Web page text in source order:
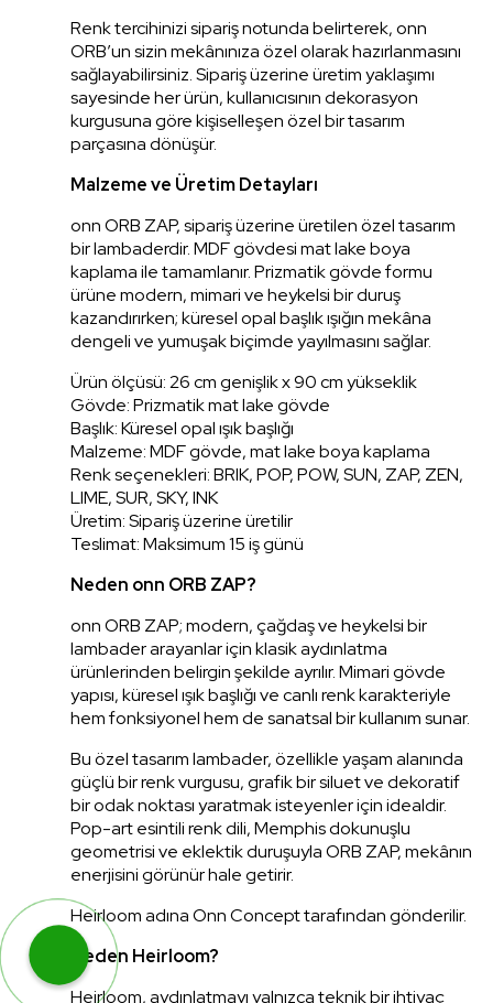
Renk tercihinizi sipariş notunda belirterek, onn
ORB’un sizin mekânınıza özel olarak hazırlanmasını
sağlayabilirsiniz. Sipariş üzerine üretim yaklaşımı
sayesinde her ürün, kullanıcısının dekorasyon
kurgusuna göre kişiselleşen özel bir tasarım
parçasına dönüşür.
Malzeme ve Üretim Detayları
onn ORB ZAP, sipariş üzerine üretilen özel tasarım
bir lambaderdir. MDF gövdesi mat lake boya
kaplama ile tamamlanır. Prizmatik gövde formu
ürüne modern, mimari ve heykelsi bir duruş
kazandırırken; küresel opal başlık ışığın mekâna
dengeli ve yumuşak biçimde yayılmasını sağlar.
Ürün ölçüsü: 26 cm genişlik x 90 cm yükseklik
Gövde: Prizmatik mat lake gövde
Başlık: Küresel opal ışık başlığı
Malzeme: MDF gövde, mat lake boya kaplama
Renk seçenekleri: BRIK, POP, POW, SUN, ZAP, ZEN,
LIME, SUR, SKY, INK
Üretim: Sipariş üzerine üretilir
Teslimat: Maksimum 15 iş günü
Neden onn ORB ZAP?
onn ORB ZAP; modern, çağdaş ve heykelsi bir
lambader arayanlar için klasik aydınlatma
ürünlerinden belirgin şekilde ayrılır. Mimari gövde
yapısı, küresel ışık başlığı ve canlı renk karakteriyle
hem fonksiyonel hem de sanatsal bir kullanım sunar.
Bu özel tasarım lambader, özellikle yaşam alanında
güçlü bir renk vurgusu, grafik bir siluet ve dekoratif
bir odak noktası yaratmak isteyenler için idealdir.
Pop-art esintili renk dili, Memphis dokunuşlu
geometrisi ve eklektik duruşuyla ORB ZAP, mekânın
enerjisini görünür hale getirir.
Heirloom adına Onn Concept tarafından gönderilir.
Neden Heirloom?
Heirloom, aydınlatmayı yalnızca teknik bir ihtiyaç
WhatsApp ile Hemen Ulaş!